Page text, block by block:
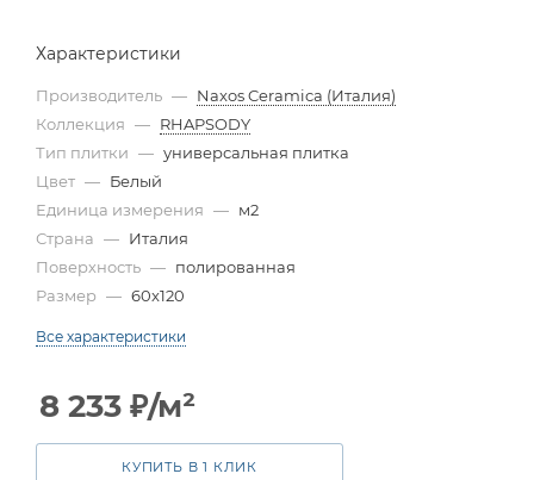
Характеристики
Производитель — Naxos Ceramica (Италия)
Коллекция — RHAPSODY
Тип плитки — универсальная плитка
Цвет — Белый
Единица измерения — м2
Страна — Италия
Поверхность — полированная
Размер — 60x120
Все характеристики
8 233 ₽/м²
КУПИТЬ В 1 КЛИК